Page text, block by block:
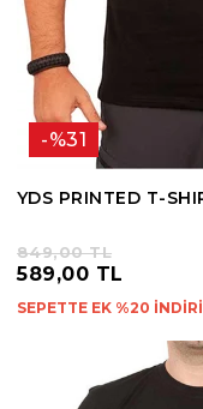
YDS PRINTED T-
%31
589,00 TL
849,00 TL
SEPETTE EK %20